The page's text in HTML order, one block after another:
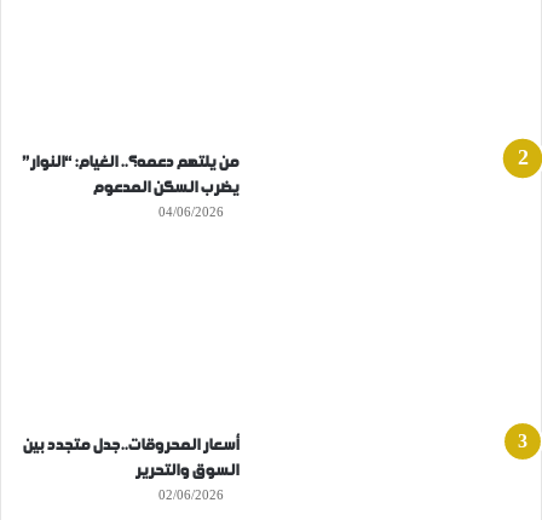
من يلتهم دعمه؟.. الغيام: “النوار”
يضرب السكن المدعوم
04/06/2026
أسعار المحروقات..جدل متجدد بين
السوق والتحرير
02/06/2026